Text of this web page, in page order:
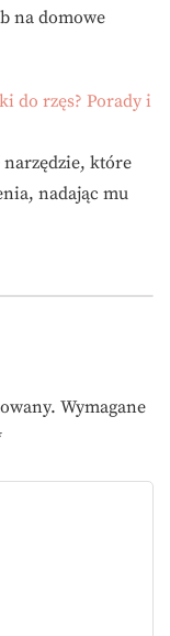
na domowe
do rzęs? Porady i
narzędzie, które
nadając mu
Wymagane